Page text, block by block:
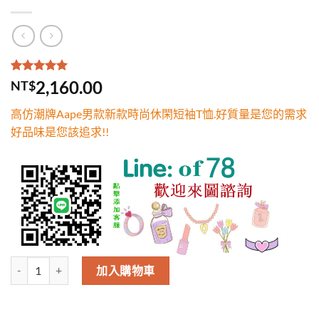
評分5.00 /
5，已有
1
位
分
NT$2,160.00
高仿潮牌Aape男款新款時尚休閑短袖T恤.好質量是您的需求
好品味是您該追求!!
高仿潮牌Aape男款新款時尚休閑短袖T恤.好質量是您的需求好品味是
加入購物車